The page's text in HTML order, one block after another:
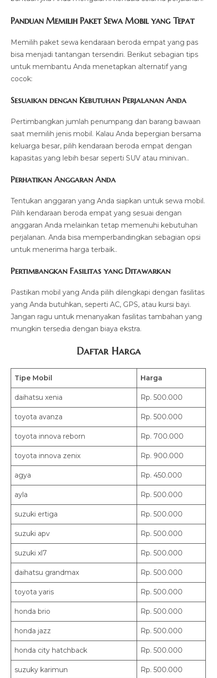
Panduan Memilih Paket Sewa Mobil yang Tepat
Memilih paket sewa kendaraan beroda empat yang pas
bisa menjadi tantangan tersendiri. Berikut sebagian tips
untuk membantu Anda menetapkan alternatif yang
cocok:
Sesuaikan dengan Kebutuhan Perjalanan Anda
Pertimbangkan jumlah penumpang dan barang bawaan
saat memilih jenis mobil. Kalau Anda bepergian bersama
keluarga besar, pilih kendaraan beroda empat dengan
kapasitas yang lebih besar seperti SUV atau minivan..
Perhatikan Anggaran Anda
Tentukan anggaran yang Anda siapkan untuk sewa mobil.
Pilih kendaraan beroda empat yang sesuai dengan
anggaran Anda melainkan tetap memenuhi kebutuhan
perjalanan. Anda bisa memperbandingkan sebagian opsi
untuk menerima harga terbaik..
Pertimbangkan Fasilitas yang Ditawarkan
Pastikan mobil yang Anda pilih dilengkapi dengan fasilitas
yang Anda butuhkan, seperti AC, GPS, atau kursi bayi.
Jangan ragu untuk menanyakan fasilitas tambahan yang
mungkin tersedia dengan biaya ekstra.
Daftar Harga
Tipe Mobil Harga
daihatsu xenia Rp. 500.000
toyota avanza Rp. 500.000
toyota innova reborn Rp. 700.000
toyota innova zenix Rp. 900.000
agya Rp. 450.000
ayla Rp. 500.000
suzuki ertiga Rp. 500.000
suzuki apv Rp. 500.000
suzuki xl7 Rp. 500.000
daihatsu grandmax Rp. 500.000
toyota yaris Rp. 500.000
honda brio Rp. 500.000
honda jazz Rp. 500.000
honda city hatchback Rp. 500.000
suzuky karimun Rp. 500.000